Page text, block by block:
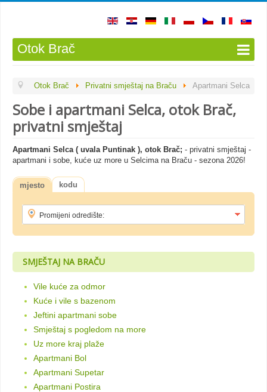
Otok Brač
Otok Brač Privatni smještaj na Braču Apartmani Selca
Sobe i apartmani Selca, otok Brač,
privatni smještaj
Apartmani Selca ( uvala Puntinak ), otok Brač; - privatni smještaj -
apartmani i sobe, kuće uz more u Selcima na Braču - sezona 2026!
mjesto kodu
SMJEŠTAJ NA BRAČU
Vile kuće za odmor
Kuće i vile s bazenom
Jeftini apartmani sobe
Smještaj s pogledom na more
Uz more kraj plaže
Apartmani Bol
Apartmani Supetar
Apartmani Postira